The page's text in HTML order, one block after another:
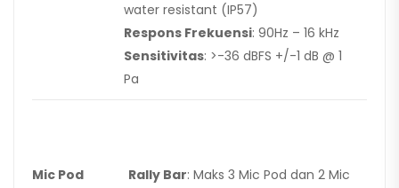
water resistant (IP57)
Respons Frekuensi: 90Hz – 16 kHz
Sensitivitas: >-36 dBFS +/-1 dB @ 1
Pa
Mic Pod
Rally Bar: Maks 3 Mic Pod dan 2 Mic